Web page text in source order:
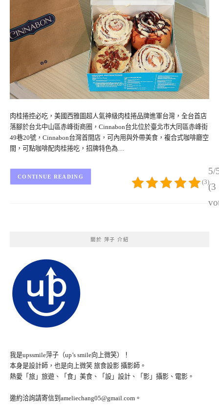
肉桂捲控必吃，美國西雅圖超人氣神級肉桂捲品牌進軍台灣，全台首店
落腳於台北中山區赤峰街商圈，Cinnabon台北位於臺北市大同區赤峰街
49巷20號，Cinnabon台灣首間店，可內用與外帶美食，複合式咖啡廳空
間，可點咖啡配肉桂捲吃，招牌特色為…
5/
(3
(3)
CONTINUE READING
關於 萍子 介紹
我是upssmile萍子（up’s smile向上微笑）！
本身是設計師，也是向上微笑 旅食設影 攝影師。
熱愛「旅」旅遊、「食」美食、「設」設計、「影」攝影、電影。
邀約洽詢請寄信到ameliechang05@gmail.com。